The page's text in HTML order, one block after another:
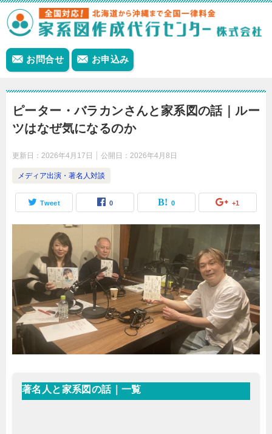
お問合せ お申込み
ピーター・バラカンさんと家系図の話｜ルー
ツはなぜ気になるのか
更新日： 2026年4月17日 公開日： 2026年4月8日
メディア出演・著名人対談
Tweet 0 0 +1
著名人と家系図の話｜一覧